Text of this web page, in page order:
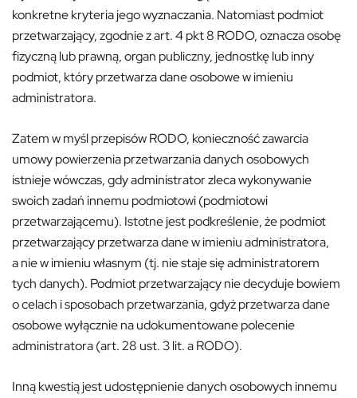
konkretne kryteria jego wyznaczania. Natomiast podmiot
przetwarzający, zgodnie z art. 4 pkt 8 RODO, oznacza osobę
fizyczną lub prawną, organ publiczny, jednostkę lub inny
podmiot, który przetwarza dane osobowe w imieniu
administratora.
Zatem w myśl przepisów RODO, konieczność zawarcia
umowy powierzenia przetwarzania danych osobowych
istnieje wówczas, gdy administrator zleca wykonywanie
swoich zadań innemu podmiotowi (podmiotowi
przetwarzającemu). Istotne jest podkreślenie, że podmiot
przetwarzający przetwarza dane w imieniu administratora,
a nie w imieniu własnym (tj. nie staje się administratorem
tych danych). Podmiot przetwarzający nie decyduje bowiem
o celach i sposobach przetwarzania, gdyż przetwarza dane
osobowe wyłącznie na udokumentowane polecenie
administratora (art. 28 ust. 3 lit. a RODO).
Inną kwestią jest udostępnienie danych osobowych innemu